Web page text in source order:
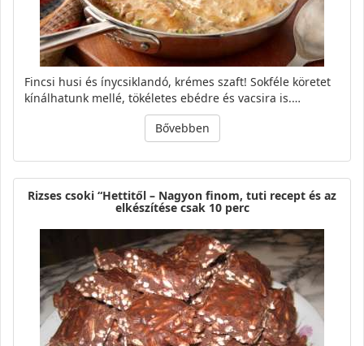
Fincsi husi és ínycsiklandó, krémes szaft! Sokféle köretet
kínálhatunk mellé, tökéletes ebédre és vacsira is.…
Bővebben
Rizses csoki “Hettitől – Nagyon finom, tuti recept és az
elkészítése csak 10 perc